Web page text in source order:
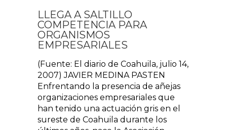
LLEGA A SALTILLO
COMPETENCIA PARA
ORGANISMOS
EMPRESARIALES
(Fuente: El diario de Coahuila, julio 14,
2007) JAVIER MEDINA PASTEN
Enfrentando la presencia de añejas
organizaciones empresariales que
han tenido una actuación gris en el
sureste de Coahuila durante los